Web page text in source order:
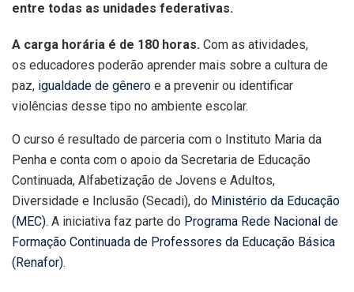
entre todas as unidades federativas.
A carga horária é de 180 horas. Com as atividades,
os educadores poderão aprender mais sobre a cultura de
paz, igualdade de gênero e a prevenir ou identificar
violências desse tipo no ambiente escolar.
O curso é resultado de parceria com o Instituto Maria da
Penha e conta com o apoio da Secretaria de Educação
Continuada, Alfabetização de Jovens e Adultos,
Diversidade e Inclusão (Secadi), do Ministério da Educação
(MEC). A iniciativa faz parte do Programa Rede Nacional de
Formação Continuada de Professores da Educação Básica
(Renafor).